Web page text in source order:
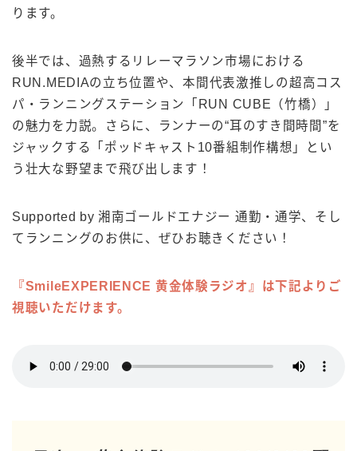
ります。
後半では、過熱するリレーマラソン市場における
RUN.MEDIAの立ち位置や、本間代表激推しの超高コス
パ・ランニングステーション「RUN CUBE（竹橋）」
の魅力を力説。さらに、ランナーの“耳のすき間時間”を
ジャックする「ポッドキャスト10番組制作構想」とい
う壮大な野望まで飛び出します！
Supported by 湘南ゴールドエナジー 通勤・通学、そし
てランニングのお供に、ぜひお聴きください！
『SmileEXPERIENCE 黄金体験ラジオ』は下記よりご
視聴いただけます。